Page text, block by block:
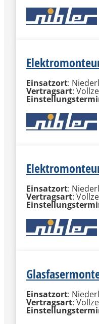
Einsatzort:
Vertragsart:
Einsatzort:
Vertragsart:
Einsatzort:
Vertragsart: